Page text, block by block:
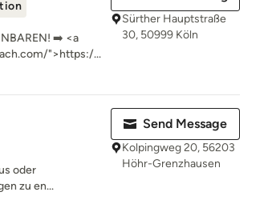
➡️ <a
">https:/...
Sürther Hauptstraße
30, 50999 Köln
oder
zu en...
Send Message
Kolpingweg 20, 56203
Höhr-Grenzhausen